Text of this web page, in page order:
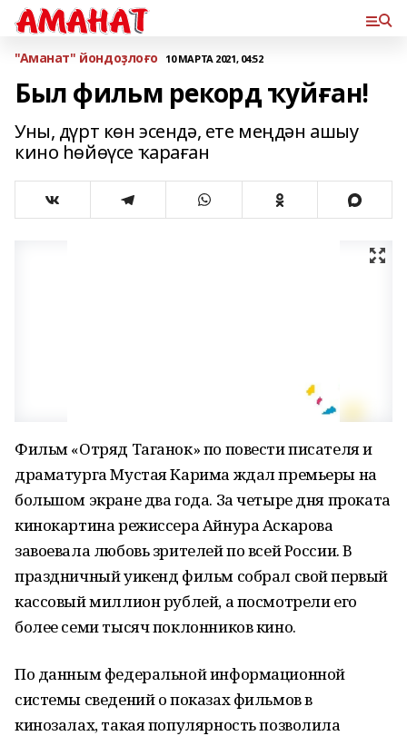
"Аманат" йондоҙлоғо 10 МАРТА 2021, 04:52
Был фильм рекорд ҡуйған!
Уны, дүрт көн эсендә, ете меңдән ашыу
кино һөйөүсе ҡараған
Фильм «Отряд Таганок» по повести писателя и
драматурга Мустая Карима ждал премьеры на
большом экране два года. За четыре дня проката
кинокартина режиссера Айнура Аскарова
завоевала любовь зрителей по всей России. В
праздничный уикенд фильм собрал свой первый
кассовый миллион рублей, а посмотрели его
более семи тысяч поклонников кино.
По данным федеральной информационной
системы сведений о показах фильмов в
кинозалах, такая популярность позволила